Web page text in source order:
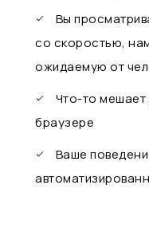
Вы
со скоростью,
ожидаемую от
Что-то
браузере
Ваше